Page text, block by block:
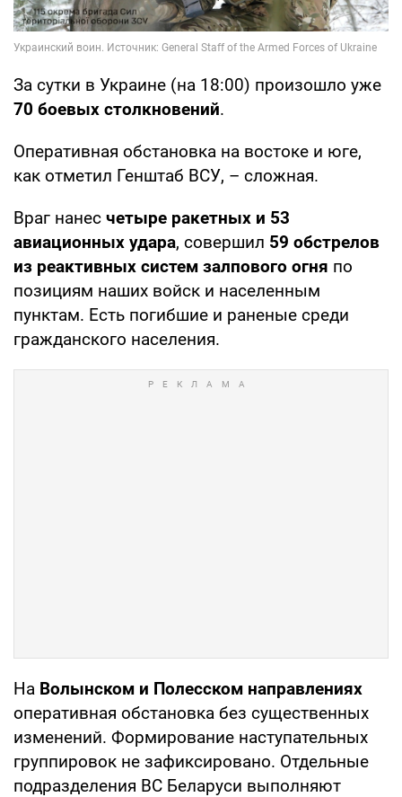
За сутки в Украине (на 18:00) произошло уже
70 боевых столкновений.
Оперативная обстановка на востоке и юге,
как отметил Генштаб ВСУ, – сложная.
Враг нанес четыре ракетных и 53
авиационных удара, совершил 59 обстрелов
из реактивных систем залпового огня по
позициям наших войск и населенным
пунктам. Есть погибшие и раненые среди
гражданского населения.
На Волынском и Полесском направлениях
оперативная обстановка без существенных
изменений. Формирование наступательных
группировок не зафиксировано. Отдельные
подразделения ВС Беларуси выполняют